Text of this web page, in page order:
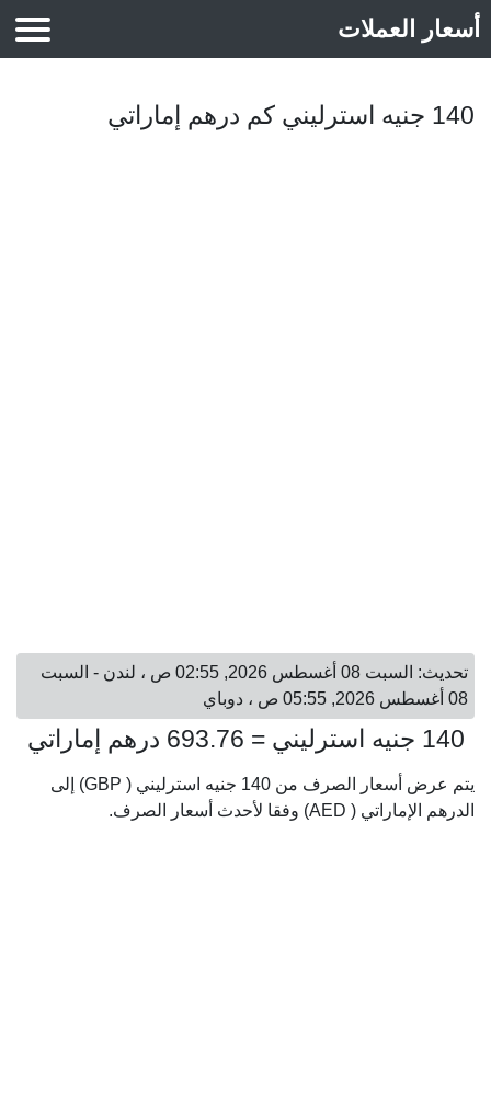
أسعار العملات
140 جنيه استرليني كم درهم إماراتي
تحديث: السبت 08 أغسطس 2026, 02:55 ص ، لندن - السبت
08 أغسطس 2026, 05:55 ص ، دوباي
140 جنيه استرليني = 693.76 درهم إماراتي
يتم عرض أسعار الصرف من 140 جنيه استرليني ( GBP) إلى
الدرهم الإماراتي ( AED) وفقا لأحدث أسعار الصرف.